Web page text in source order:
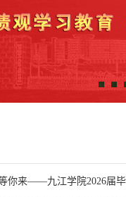
你来——九江学院2026届